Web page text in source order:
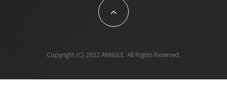
Copyright (C) 2022 ANNGLE. All Rights Reserved.